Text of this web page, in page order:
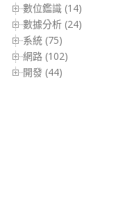
數位鑑識 (14)
數據分析 (24)
系統 (75)
網路 (102)
開發 (44)